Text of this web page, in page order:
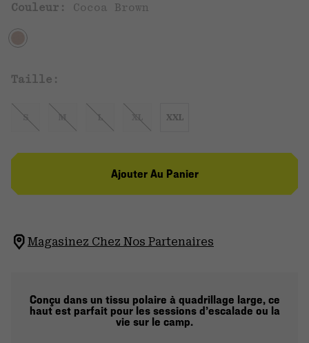
Couleur: Cocoa Brown
Taille:
S M L XL XXL
Ajouter Au Panier
Magasinez Chez Nos Partenaires
Conçu dans un tissu polaire à quadrillage large, ce
haut est parfait pour les sessions d’escalade ou la
vie sur le camp.